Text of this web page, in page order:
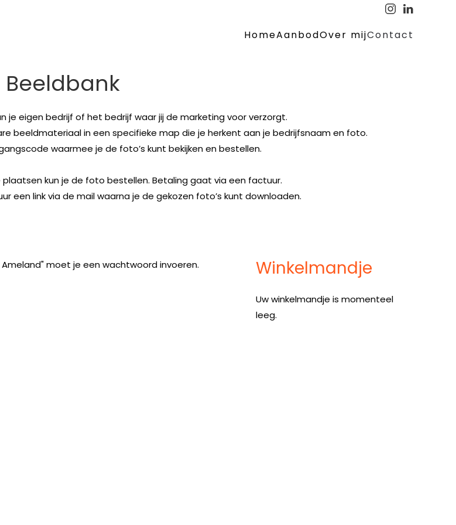
HomeAanbodOver mijContact
Beeldbank
je eigen bedrijf of het bedrijf waar jij de marketing voor verzorgt.
beeldmateriaal in een specifieke map die je herkent aan je bedrijfsnaam en foto.
waarmee je de foto’s kunt bekijken en bestellen.
kun je de foto bestellen. Betaling gaat via een factuur.
een link via de mail waarna je de gekozen foto’s kunt downloaden.
moet je een wachtwoord invoeren. Winkelmandje
Uw winkelmandje is momenteel
leeg.